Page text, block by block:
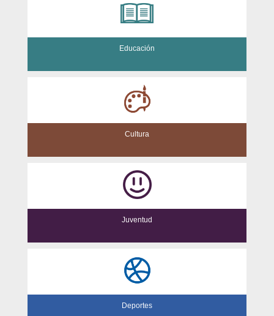
Educación
Cultura
Juventud
Deportes